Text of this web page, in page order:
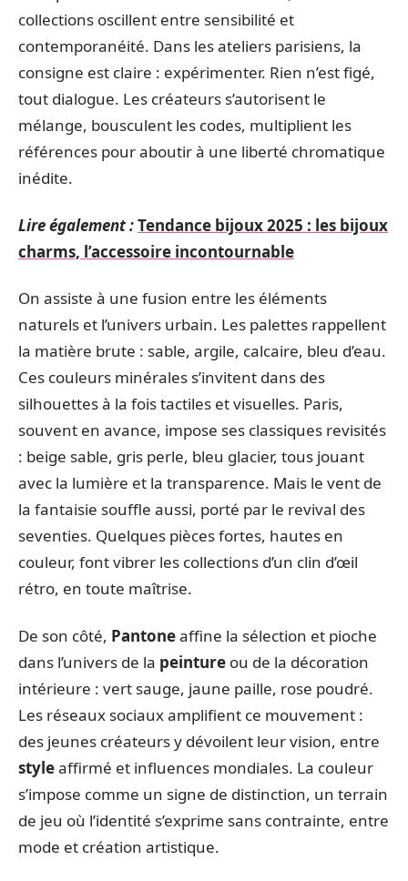
collections oscillent entre sensibilité et
contemporanéité. Dans les ateliers parisiens, la
consigne est claire : expérimenter. Rien n’est figé,
tout dialogue. Les créateurs s’autorisent le
mélange, bousculent les codes, multiplient les
références pour aboutir à une liberté chromatique
inédite.
Lire également :Tendance bijoux 2025 : les bijoux
charms, l’accessoire incontournable
On assiste à une fusion entre les éléments
naturels et l’univers urbain. Les palettes rappellent
la matière brute : sable, argile, calcaire, bleu d’eau.
Ces couleurs minérales s’invitent dans des
silhouettes à la fois tactiles et visuelles. Paris,
souvent en avance, impose ses classiques revisités
: beige sable, gris perle, bleu glacier, tous jouant
avec la lumière et la transparence. Mais le vent de
la fantaisie souffle aussi, porté par le revival des
seventies. Quelques pièces fortes, hautes en
couleur, font vibrer les collections d’un clin d’œil
rétro, en toute maîtrise.
De son côté, Pantoneaffine la sélection et pioche
dans l’univers de la peinture ou de la décoration
intérieure : vert sauge, jaune paille, rose poudré.
Les réseaux sociaux amplifient ce mouvement :
des jeunes créateurs y dévoilent leur vision, entre
styleaffirmé et influences mondiales. La couleur
s’impose comme un signe de distinction, un terrain
de jeu où l’identité s’exprime sans contrainte, entre
mode et création artistique.